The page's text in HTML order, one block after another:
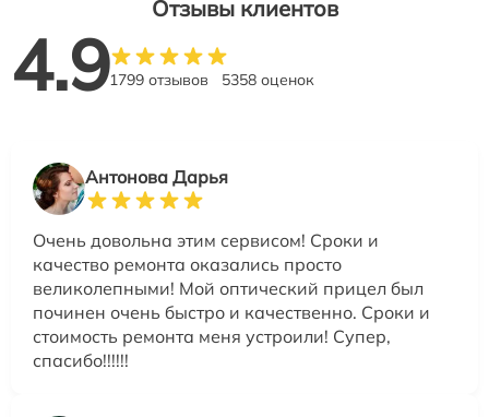
Отзывы клиентов
4.91799 отзывов 5358 оценок
Антонова Дарья
Очень довольна этим сервисом! Сроки и
качество ремонта оказались просто
великолепными! Мой оптический прицел был
починен очень быстро и качественно. Сроки и
стоимость ремонта меня устроили! Супер,
спасибо!!!!!!